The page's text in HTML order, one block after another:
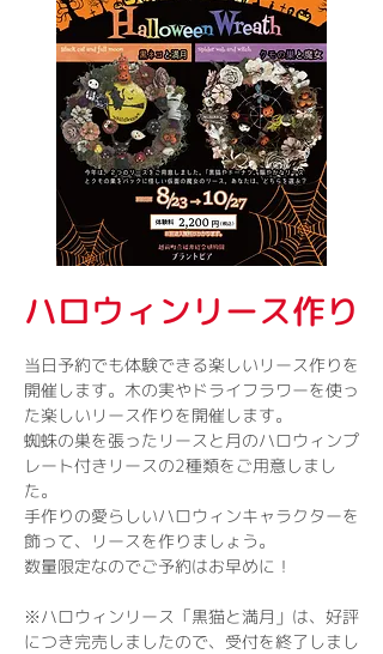
ハロウィンリース作り
当日予約でも体験できる楽しいリース作りを
開催します。木の実やドライフラワーを使っ
た楽しいリース作りを開催します。
蜘蛛の巣を張ったリースと月のハロウィンプ
レート付きリースの2種類をご用意しまし
た。
手作りの愛らしいハロウィンキャラクターを
飾って、リースを作りましょう。
数量限定なのでご予約はお早めに！
※ハロウィンリース「黒猫と満月」は、好評
につき完売しましたので、受付を終了しまし